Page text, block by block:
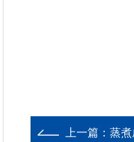
上一篇： 蒸